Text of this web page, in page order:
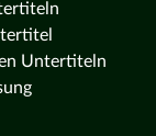
Untertiteln